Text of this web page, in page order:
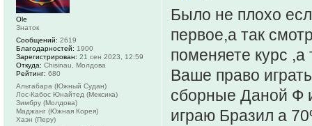
Было не плохо
первое,а так
поменяете курс
Ваше право
сборные Даной Ф
играю Бразил а
Ole
Знаток
Сообщений: 2619
Благодарностей: 1900
Зарегистрирован: 21 сен 2023, 12:59
Откуда: Chisinau, Молдова
Рейтинг: 680
Альтабара (Южный Судан)
Лос-Кабос Юнайтед (Мексика)
Зимбру (Молдова)
Маджанг (Южная Корея)
Хаэн (Перу)